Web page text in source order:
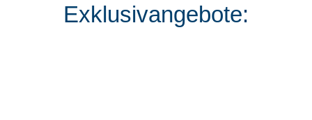
Exklusivangebote: